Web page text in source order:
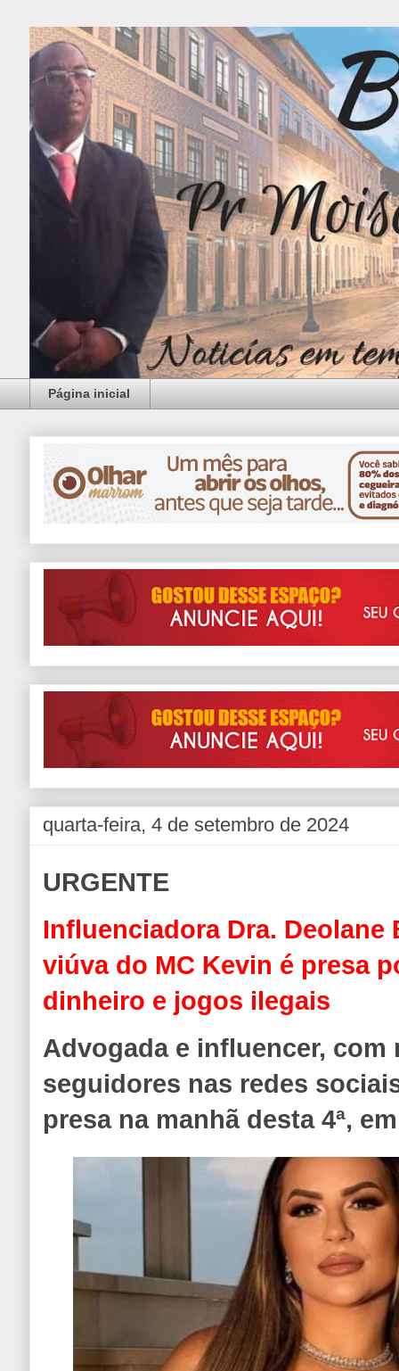
Página inicial
quarta-feira, 4 de setembro de 2024
URGENTE
Influenciadora Dra. Deolane
viúva do MC Kevin é presa
dinheiro e jogos ilegais
Advogada e influencer, com
seguidores nas redes
presa na manhã desta 4ª,